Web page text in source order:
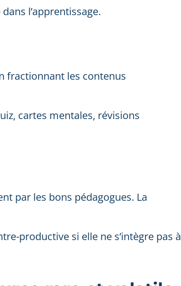
l’apprentissage.
fractionnant les contenus
cartes mentales, révisions
par les bons pédagogues. La
productive si elle ne s’intègre pas à